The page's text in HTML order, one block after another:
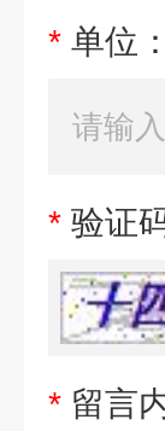
* 单位：
* 验证
* 留言